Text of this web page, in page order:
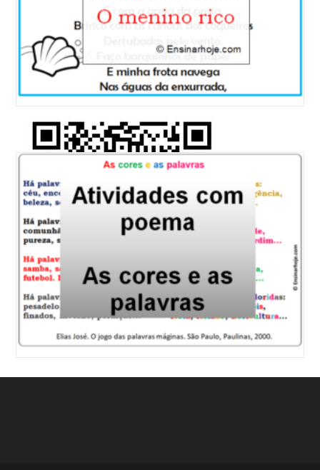
Faça Uma Doação Para Ajudar O Site. Obrigado :)